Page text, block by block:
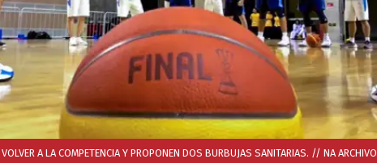
A LA COMPETENCIA Y PROPONEN DOS BURBUJAS SANITARIAS. // NA ARCHIVO